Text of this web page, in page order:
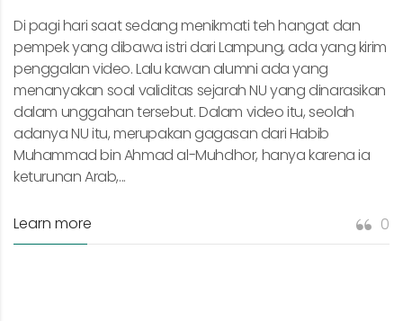
Di pagi hari saat sedang menikmati teh hangat dan
pempek yang dibawa istri dari Lampung, ada yang kirim
penggalan video. Lalu kawan alumni ada yang
menanyakan soal validitas sejarah NU yang dinarasikan
dalam unggahan tersebut. Dalam video itu, seolah
adanya NU itu, merupakan gagasan dari Habib
Muhammad bin Ahmad al-Muhdhor, hanya karena ia
keturunan Arab,...
Learn more 0